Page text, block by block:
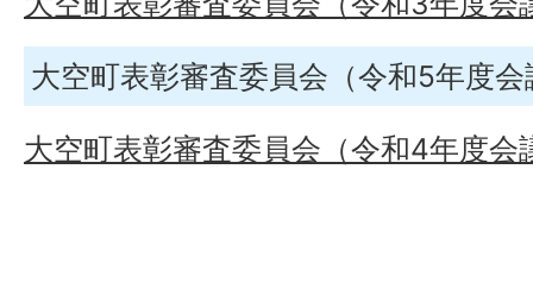
大空町表彰審査委員会（令和5年度
大空町表彰審査委員会（令和4年度会